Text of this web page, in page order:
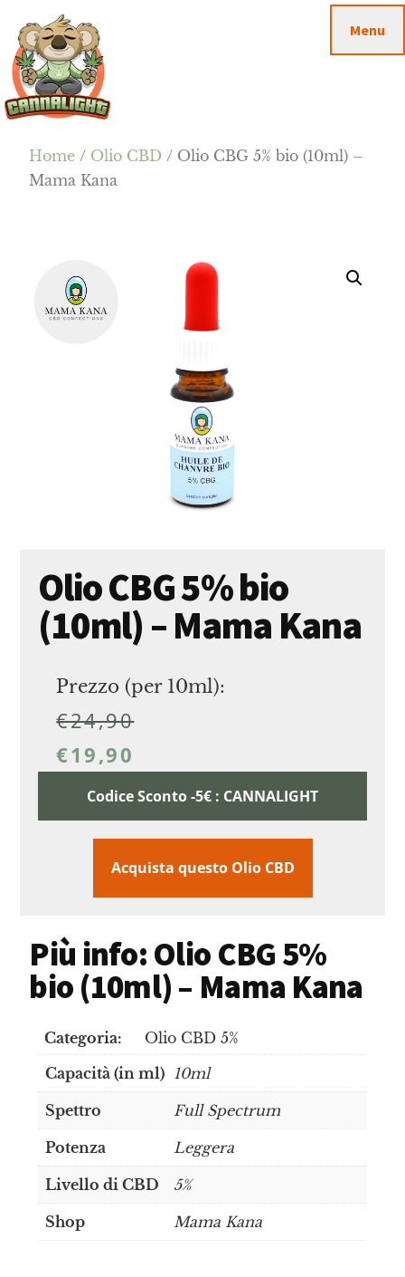
contenuto
principale
alla
barra
laterale
primaria
footer
Cannalight.it
Menu
Home / Olio CBD / Olio CBG 5% bio (10ml) –
Mama Kana
Olio CBG 5% bio
(10ml) – Mama Kana
Prezzo (per 10ml):
€24,90
€19,90
Codice Sconto -5€ : CANNALIGHT
Acquista questo Olio CBD
Più info: Olio CBG 5%
bio (10ml) – Mama Kana
Categoria:
Olio CBD 5%
Capacità (in ml)
10ml
Spettro Full Spectrum
Potenza Leggera
Livello di CBD 5%
Shop Mama Kana